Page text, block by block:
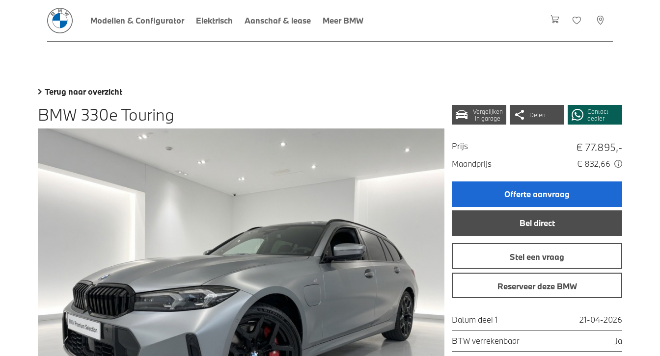
Modellen & Configurator Elektrisch Aanschaf & lease Meer BMW
Terug naar overzicht
BMW 330e Touring
Vergelijken
in garage
Delen
Contact
dealer
Prijs € 77.895,-
Maandprijs € 832,66
Offerte aanvraag
Bel direct
Stel een vraag
Reserveer deze BMW
Datum deel 1 21-04-2026
BTW verrekenbaar Ja